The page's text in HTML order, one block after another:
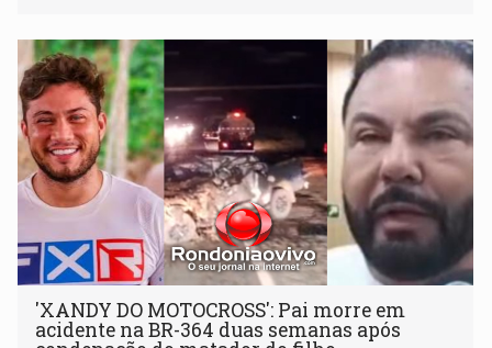
'XANDY DO MOTOCROSS': Pai morre em
acidente na BR-364 duas semanas após